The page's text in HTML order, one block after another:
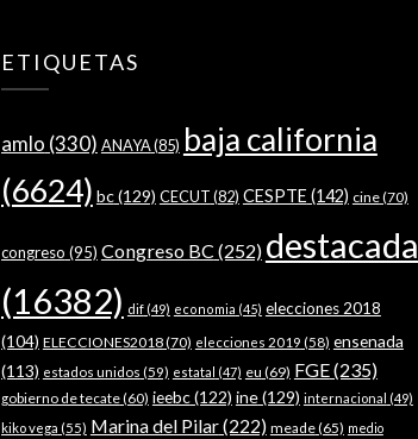
ETIQUETAS
amlo (330) ANAYA(85) baja california
(6624) bc(129) CECUT(82) CESPTE (142) cine(70)
congreso (95) Congreso BC (252) destacada
(16382) dif(49) economia (45) elecciones 2018
(104) ELECCIONES2018(70) elecciones 2019 (58) ensenada
(113) estados unidos (59) estatal (47) eu (69) FGE(235)
gobierno de tecate(60) ieebc(122) ine(129) internacional (49)
kiko vega (55) Marina del Pilar(222) meade(65) medio